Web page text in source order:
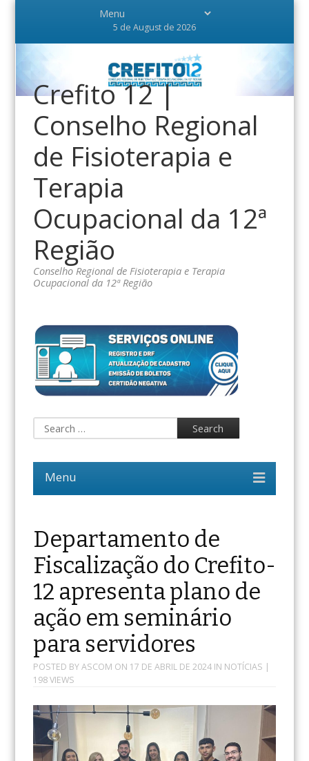
5 de August de 2026
Crefito 12 |
Conselho Regional
de Fisioterapia e
Terapia
Ocupacional da 12ª
Região
Conselho Regional de Fisioterapia e Terapia
Ocupacional da 12ª Região
Departamento de
Fiscalização do Crefito-
12 apresenta plano de
ação em seminário
para servidores
POSTED BYASCOM ON 17 DE ABRIL DE 2024IN NOTÍCIAS |
198 VIEWS